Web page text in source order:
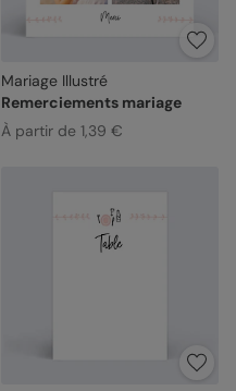
Mariage Illustré
Remerciements mariage
À partir de 1,39 €